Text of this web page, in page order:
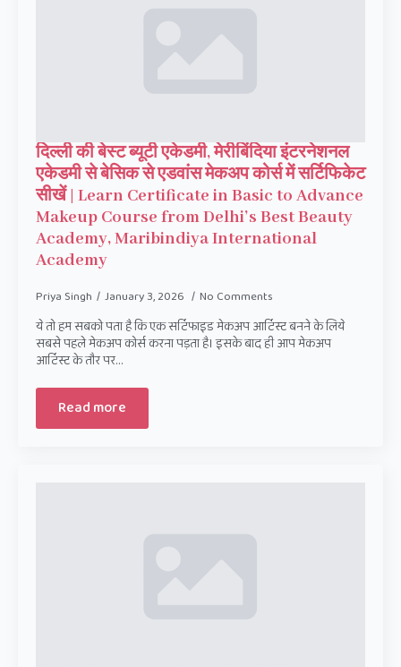
दिल्ली की बेस्ट ब्यूटी एकेडमी, मेरीबिंदिया इंटरनेशनल
एकेडमी से बेसिक से एडवांस मेकअप कोर्स में सर्टिफिकेट
सीखें | Learn Certificate in Basic to Advance
Makeup Course from Delhi’s Best Beauty
Academy, Maribindiya International
Academy
Priya Singh January 3, 2026 No Comments
ये तो हम सबको पता है कि एक सर्टिफाइड मेकअप आर्टिस्ट बनने के लिये
सबसे पहले मेकअप कोर्स करना पड़ता है। इसके बाद ही आप मेकअप
आर्टिस्ट के तौर पर…
Read more